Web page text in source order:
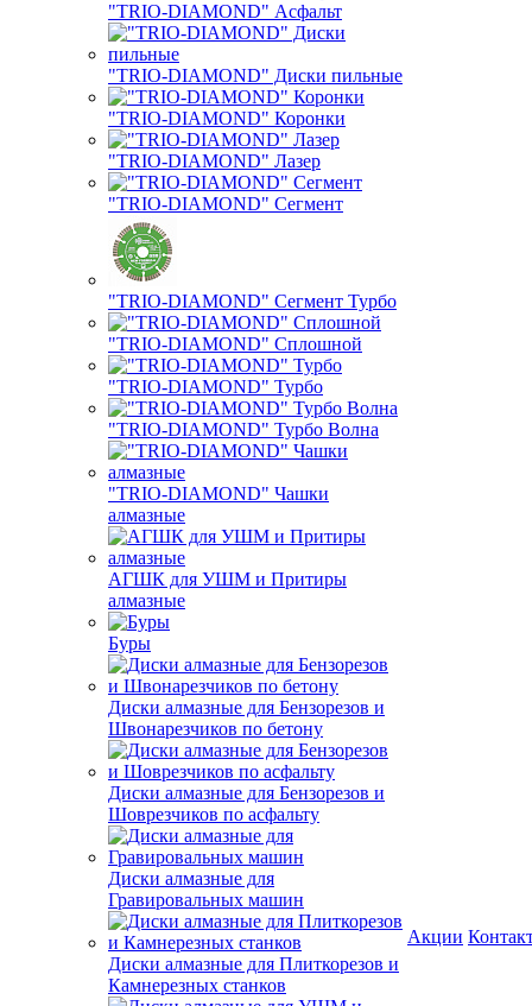
"TRIO-DIAMOND" Асфальт
"TRIO-DIAMOND" Диски пильные
"TRIO-DIAMOND" Коронки
"TRIO-DIAMOND" Лазер
"TRIO-DIAMOND" Сегмент
"TRIO-DIAMOND" Сегмент Турбо
"TRIO-DIAMOND" Сплошной
"TRIO-DIAMOND" Турбо
"TRIO-DIAMOND" Турбо Волна
"TRIO-DIAMOND" Чашки
алмазные
АГШК для УШМ и Притиры
алмазные
Буры
Диски алмазные для Бензорезов и
Швонарезчиков по бетону
Диски алмазные для Бензорезов и
Шоврезчиков по асфальту
Диски алмазные для
Гравировальных машин
Диски алмазные для Плиткорезов и
Камнерезных станков
Акции